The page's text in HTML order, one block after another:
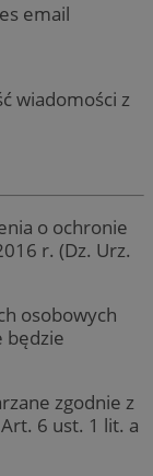
email
wiadomości z
o ochronie
r. (Dz. Urz.
osobowych
będzie
zgodnie z
6 ust. 1 lit. a